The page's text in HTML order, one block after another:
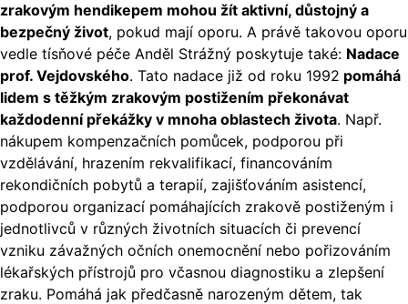
zrakovým hendikepem mohou žít aktivní, důstojný a
bezpečný život, pokud mají oporu. A právě takovou oporu
vedle tísňové péče Anděl Strážný poskytuje také: Nadace
prof. Vejdovského. Tato nadace již od roku 1992 pomáhá
lidem s těžkým zrakovým postižením překonávat
každodenní překážky v mnoha oblastech života. Např.
nákupem kompenzačních pomůcek, podporou při
vzdělávání, hrazením rekvalifikací, financováním
rekondičních pobytů a terapií, zajišťováním asistencí,
podporou organizací pomáhajících zrakově postiženým i
jednotlivců v různých životních situacích či prevencí
vzniku závažných očních onemocnění nebo pořizováním
lékařských přístrojů pro včasnou diagnostiku a zlepšení
zraku. Pomáhá jak předčasně narozeným dětem, tak